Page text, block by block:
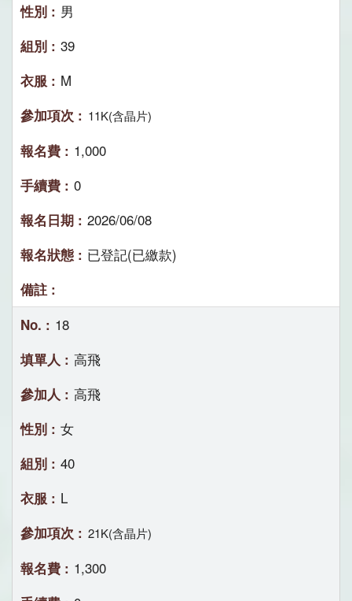
男
39
M
11K(含晶片)
1,000
0
2026/06/08
已登記(已繳款)
18
高飛
高飛
女
40
L
21K(含晶片)
1,300